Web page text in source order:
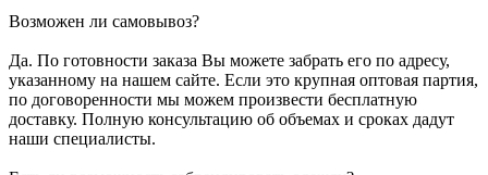
Возможен ли самовывоз?
Да. По готовности заказа Вы можете забрать его по адресу,
указанному на нашем сайте. Если это крупная оптовая партия,
по договоренности мы можем произвести бесплатную
доставку. Полную консультацию об объемах и сроках дадут
наши специалисты.